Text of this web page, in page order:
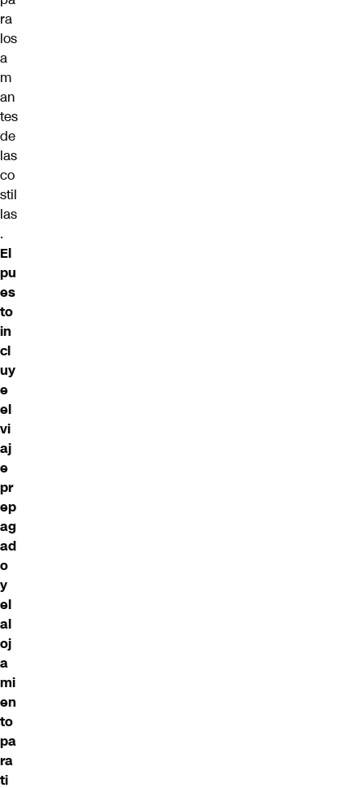
ra
los
a
m
an
tes
de
las
co
stil
las
.
El
pu
es
to
in
cl
uy
e
el
vi
aj
e
pr
ep
ag
ad
o
y
el
al
oj
a
mi
en
to
pa
ra
ti